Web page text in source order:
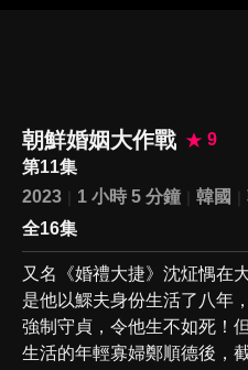
朝鮮婚姻大作戰
9
第11集
2023
1 小時 5 分鐘 韓國
全16集
又名《婚禮大捷》沈炡㥥在
是他以鰥夫身份生活了八年
強制守貞，令他生不如死！
生活的年輕寡婦鄭順德後，